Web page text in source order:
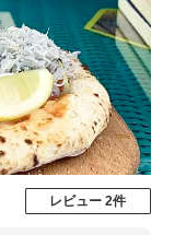
レビュー 2件